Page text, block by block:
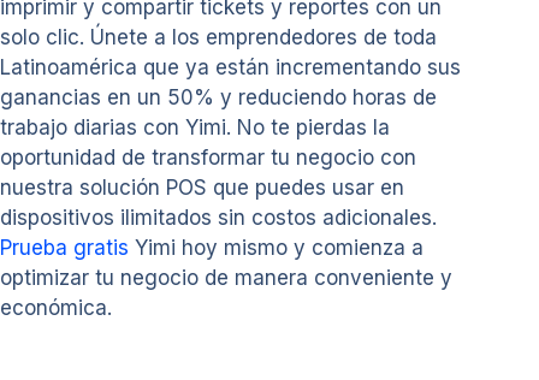
imprimir y compartir tickets y reportes con un
solo clic. Únete a los emprendedores de toda
Latinoamérica que ya están incrementando sus
ganancias en un 50% y reduciendo horas de
trabajo diarias con Yimi. No te pierdas la
oportunidad de transformar tu negocio con
nuestra solución POS que puedes usar en
dispositivos ilimitados sin costos adicionales.
Prueba gratis Yimi hoy mismo y comienza a
optimizar tu negocio de manera conveniente y
económica.